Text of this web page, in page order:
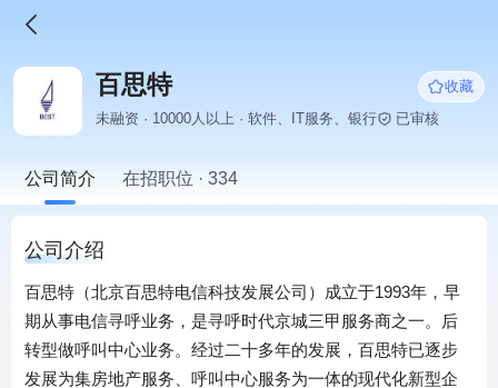
百思特
收藏
未融资 · 10000人以上 · 软件、IT服务、银行
已审核
公司简介 在招职位 · 334
公司介绍
百思特（北京百思特电信科技发展公司）成立于1993年，早
期从事电信寻呼业务，是寻呼时代京城三甲服务商之一。后
转型做呼叫中心业务。经过二十多年的发展，百思特已逐步
发展为集房地产服务、呼叫中心服务为一体的现代化新型企